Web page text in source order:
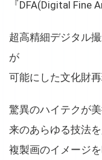
『DFA(Digital Fine
超高精細デジタル
が
可能にした文化財再
驚異のハイテクが
来のあらゆる技法
複製画のイメージ